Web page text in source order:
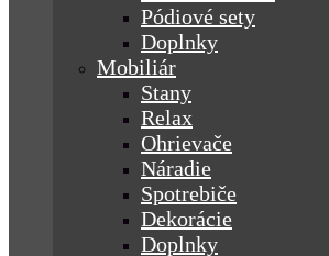
Pódiové sety
Doplnky
Mobiliár
Stany
Relax
Ohrievače
Náradie
Spotrebiče
Dekorácie
Doplnky